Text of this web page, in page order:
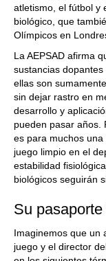
atletismo, el fútbol y
biológico, que
Olímpicos en
La AEPSAD afirma
sustancias
ellas son
sin dejar rastro en
desarrollo y
pueden pasar años.
es para muchos
juego limpio en el
estabilidad
biológicos seguirán
Su
Imaginemos que un
juego y el director